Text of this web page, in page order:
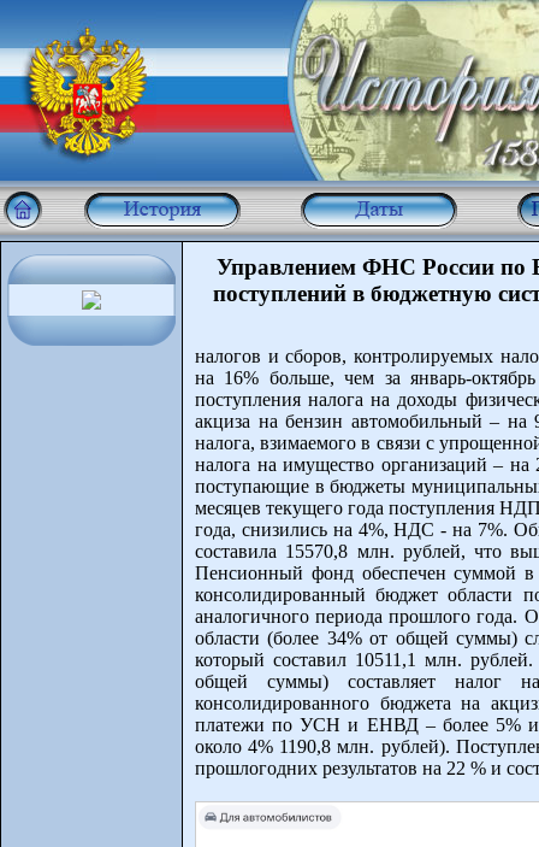
Управлением ФНС России по
поступлений в бюджетную
налогов и сборов, контролируемых
на 16% больше, чем за январь-
поступления налога на доходы
акциза на бензин автомобильный – на
налога, взимаемого в связи с
налога на имущество организаций –
поступающие в бюджеты
месяцев текущего года поступления
года, снизились на 4%, НДС - на 7%.
составила 15570,8 млн. рублей, что
Пенсионный фонд обеспечен суммой в
консолидированный бюджет области
аналогичного периода прошлого года.
области (более 34% от общей суммы)
который составил 10511,1 млн.
общей суммы) составляет
консолидированного бюджета на
платежи по УСН и ЕНВД – более 5%
около 4% 1190,8 млн. рублей).
прошлогодних результатов на 22 % и